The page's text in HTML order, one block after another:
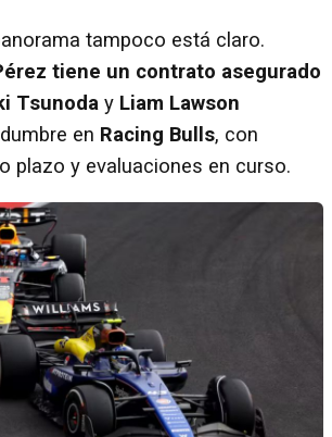
tampoco está claro.
tiene un contrato asegurado
Tsunoda y Liam Lawson
en Racing Bulls, con
plazo y evaluaciones en curso.